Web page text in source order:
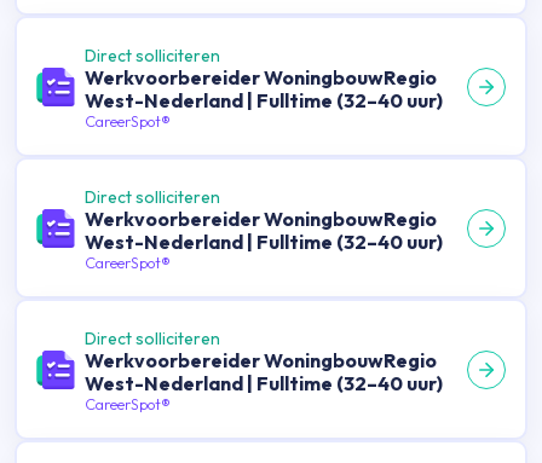
Direct solliciteren
Werkvoorbereider WoningbouwRegio
West-Nederland | Fulltime (32–40 uur)
CareerSpot®
Direct solliciteren
Werkvoorbereider WoningbouwRegio
West-Nederland | Fulltime (32–40 uur)
CareerSpot®
Direct solliciteren
Werkvoorbereider WoningbouwRegio
West-Nederland | Fulltime (32–40 uur)
CareerSpot®